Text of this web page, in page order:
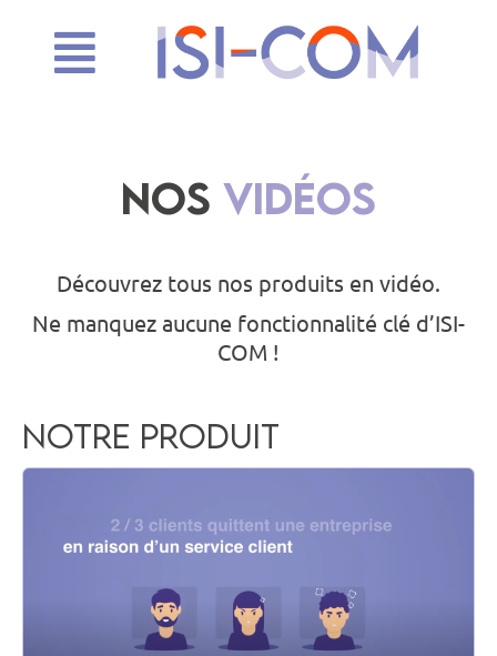
NOS VIDÉOS
Découvrez tous nos produits en vidéo.
Ne manquez aucune fonctionnalité clé d’ISI-
COM !
Notre Produit